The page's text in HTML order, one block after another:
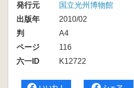
発行元
国立光州博物館
出版年
2010/02
判
A4
ページ
116
六一ID
K12722